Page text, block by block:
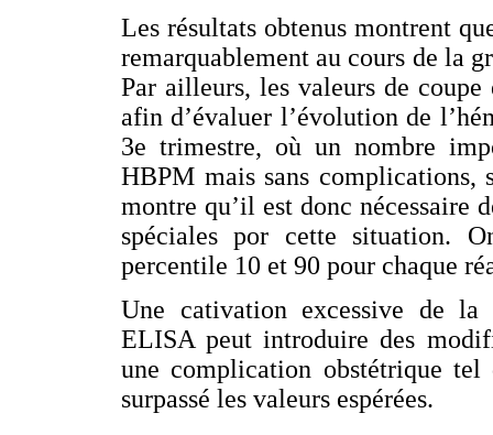
Les résultats obtenus montrent
remarquablement au cours de la
Par ailleurs, les valeurs de
afin d’évaluer l’évolution de
3e trimestre, où un nombre
HBPM mais sans complications,
montre qu’il est donc nécessaire
spéciales por cette situation.
percentile 10 et 90 pour chaque
Une cativation excessive de
ELISA peut introduire des
une complication obstétrique tel
surpassé les valeurs espérées.